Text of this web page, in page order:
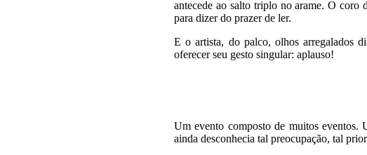
antecede ao salto triplo no arame. O coro
para dizer do prazer de ler.
E o artista, do palco, olhos arregalados
oferecer seu gesto singular: aplauso!
Um evento composto de muitos
ainda desconhecia tal preocupação, tal